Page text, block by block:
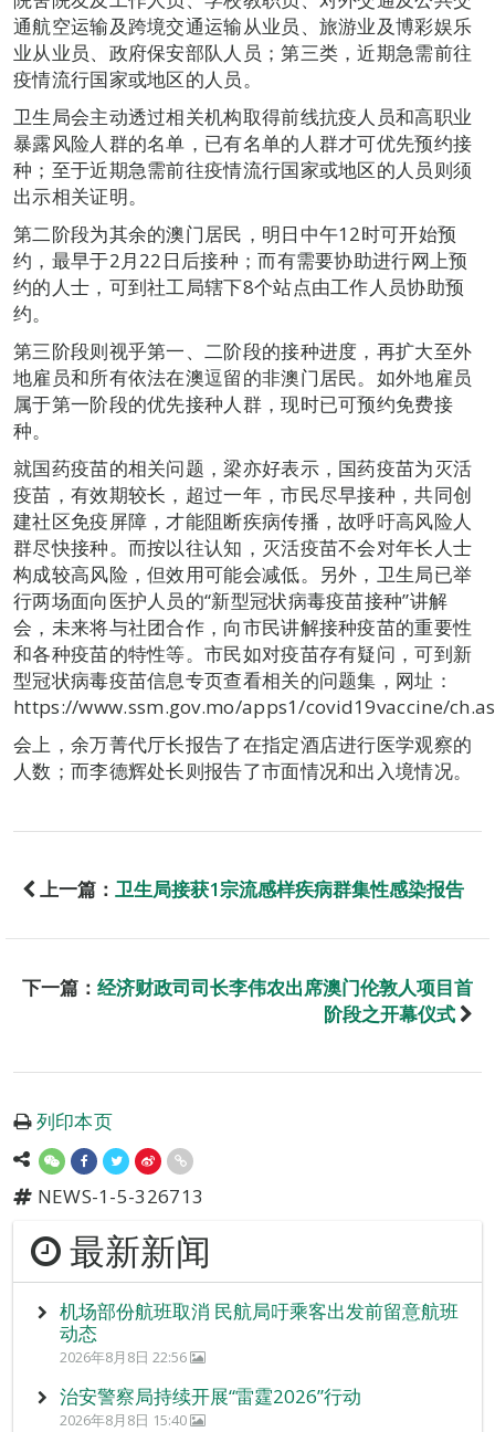
通航空运输及跨境交通运输从业员、旅游业及博彩娱乐
业从业员、政府保安部队人员；第三类，近期急需前往
疫情流行国家或地区的人员。
卫生局会主动透过相关机构取得前线抗疫人员和高职业
暴露风险人群的名单，已有名单的人群才可优先预约接
种；至于近期急需前往疫情流行国家或地区的人员则须
出示相关证明。
第二阶段为其余的澳门居民，明日中午12时可开始预
约，最早于2月22日后接种；而有需要协助进行网上预
约的人士，可到社工局辖下8个站点由工作人员协助预
约。
第三阶段则视乎第一、二阶段的接种进度，再扩大至外
地雇员和所有依法在澳逗留的非澳门居民。如外地雇员
属于第一阶段的优先接种人群，现时已可预约免费接
种。
就国药疫苗的相关问题，梁亦好表示，国药疫苗为灭活
疫苗，有效期较长，超过一年，市民尽早接种，共同创
建社区免疫屏障，才能阻断疾病传播，故呼吁高风险人
群尽快接种。而按以往认知，灭活疫苗不会对年长人士
构成较高风险，但效用可能会减低。另外，卫生局已举
行两场面向医护人员的“新型冠状病毒疫苗接种”讲解
会，未来将与社团合作，向市民讲解接种疫苗的重要性
和各种疫苗的特性等。市民如对疫苗存有疑问，可到新
型冠状病毒疫苗信息专页查看相关的问题集，网址：
https://www.ssm.gov.mo/apps1/covid19vaccine/
会上，余万菁代厅长报告了在指定酒店进行医学观察的
人数；而李德辉处长则报告了市面情况和出入境情况。
上一篇： 卫生局接获1宗流感样疾病群集性感染报告
下一篇： 经济财政司司长李伟农出席澳门伦敦人项目首
阶段之开幕仪式
列印本页
NEWS-1-5-326713
最新新闻
机场部份航班取消 民航局吁乘客出发前留意航班
动态
2026年8月8日 22:56
治安警察局持续开展“雷霆2026”行动
2026年8月8日 15:40